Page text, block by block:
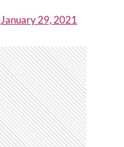
January 29, 2021